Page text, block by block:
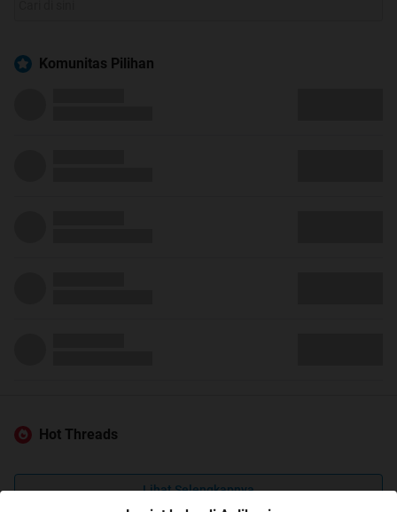
Komunitas Pilihan
Hot Threads
Lihat Selengkapnya